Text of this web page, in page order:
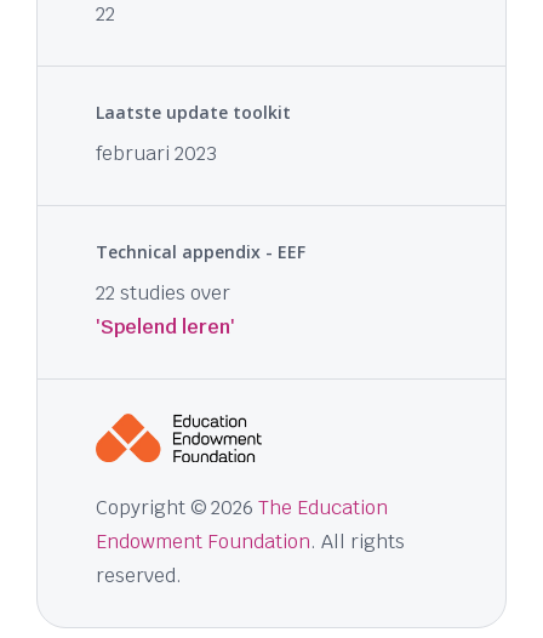
22
Laatste update toolkit
februari 2023
Technical appendix - EEF
22 studies over
'Spelend leren'
Copyright © 2026 The Education
Endowment Foundation. All rights
reserved.